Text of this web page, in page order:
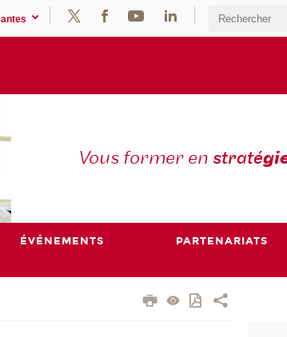
Vous former en straté
ÉVÉNEMENTS PARTENARIATS